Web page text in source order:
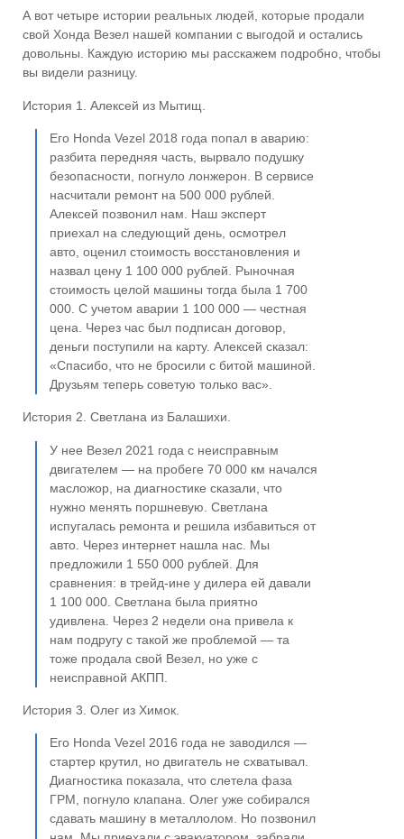
А вот четыре истории реальных людей, которые продали
свой Хонда Везел нашей компании с выгодой и остались
довольны. Каждую историю мы расскажем подробно, чтобы
вы видели разницу.
История 1. Алексей из Мытищ.
Его Honda Vezel 2018 года попал в аварию:
разбита передняя часть, вырвало подушку
безопасности, погнуло лонжерон. В сервисе
насчитали ремонт на 500 000 рублей.
Алексей позвонил нам. Наш эксперт
приехал на следующий день, осмотрел
авто, оценил стоимость восстановления и
назвал цену 1 100 000 рублей. Рыночная
стоимость целой машины тогда была 1 700
000. С учетом аварии 1 100 000 — честная
цена. Через час был подписан договор,
деньги поступили на карту. Алексей сказал:
«Спасибо, что не бросили с битой машиной.
Друзьям теперь советую только вас».
История 2. Светлана из Балашихи.
У нее Везел 2021 года с неисправным
двигателем — на пробеге 70 000 км начался
масложор, на диагностике сказали, что
нужно менять поршневую. Светлана
испугалась ремонта и решила избавиться от
авто. Через интернет нашла нас. Мы
предложили 1 550 000 рублей. Для
сравнения: в трейд-ине у дилера ей давали
1 100 000. Светлана была приятно
удивлена. Через 2 недели она привела к
нам подругу с такой же проблемой — та
тоже продала свой Везел, но уже с
неисправной АКПП.
История 3. Олег из Химок.
Его Honda Vezel 2016 года не заводился —
стартер крутил, но двигатель не схватывал.
Диагностика показала, что слетела фаза
ГРМ, погнуло клапана. Олег уже собирался
сдавать машину в металлолом. Но позвонил